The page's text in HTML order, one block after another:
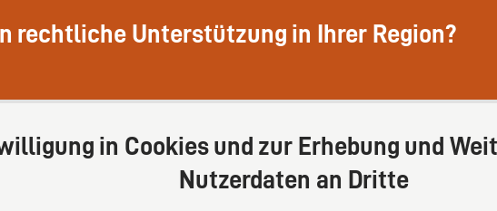
rechtliche Unterstützung in Ihrer Region?
in Cookies und zur Erhebung und
Nutzerdaten an Dritte